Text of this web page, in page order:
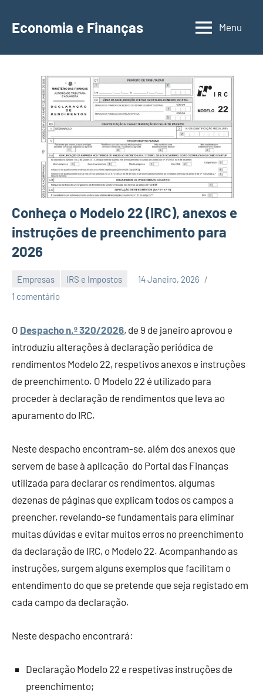
para
conteúdo
Economia e Finanças
Depósitos
Finanças
Pessoais,
Calendários
Menu
Conheça o Modelo 22 (IRC), anexos e
instruções de preenchimento para
2026
Empresas IRS e Impostos
14 Janeiro, 2026
Economia
Finanças
1 comentário
O Despacho n.º 320/2026, de 9 de janeiro aprovou e
introduziu alterações à declaração periódica de
rendimentos Modelo 22, respetivos anexos e instruções
de preenchimento. O Modelo 22 é utilizado para
proceder à declaração de rendimentos que leva ao
apuramento do IRC.
Neste despacho encontram-se, além dos anexos que
servem de base à aplicação do Portal das Finanças
utilizada para declarar os rendimentos, algumas
dezenas de páginas que explicam todos os campos a
preencher, revelando-se fundamentais para eliminar
muitas dúvidas e evitar muitos erros no preenchimento
da declaração de IRC, o Modelo 22. Acompanhando as
instruções, surgem alguns exemplos que facilitam o
entendimento do que se pretende que seja registado em
cada campo da declaração.
Neste despacho encontrará:
Declaração Modelo 22 e respetivas instruções de
preenchimento;